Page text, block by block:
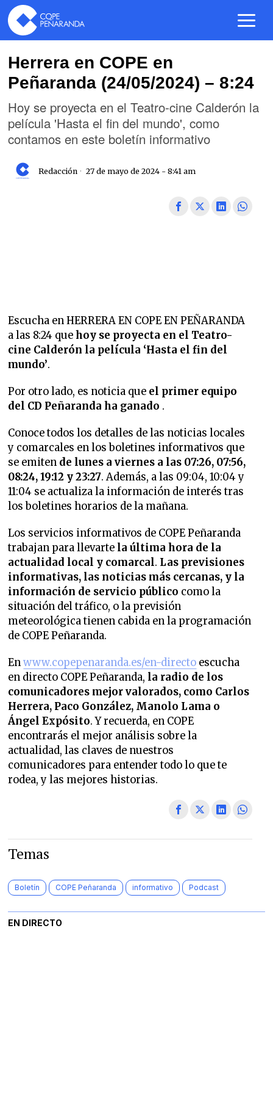
Herrera en COPE en
Peñaranda (24/05/2024) – 8:24
Hoy se proyecta en el Teatro-cine Calderón la
película 'Hasta el fin del mundo', como
contamos en este boletín informativo
Redacción 27 de mayo de 2024 - 8:41 am
Escucha en HERRERA EN COPE EN PEÑARANDA
a las 8:24 que hoy se proyecta en el Teatro-
cine Calderón la película ‘Hasta el fin del
mundo’.
Por otro lado, es noticia que el primer equipo
del CD Peñaranda ha ganado .
Conoce todos los detalles de las noticias locales
y comarcales en los boletines informativos que
se emiten de lunes a viernes a las 07:26, 07:56,
08:24, 19:12 y 23:27. Además, a las 09:04, 10:04 y
11:04 se actualiza la información de interés tras
los boletines horarios de la mañana.
Los servicios informativos de COPE Peñaranda
trabajan para llevarte la última hora de la
actualidad local y comarcal. Las previsiones
informativas, las noticias más cercanas, y la
información de servicio público como la
situación del tráfico, o la previsión
meteorológica tienen cabida en la programación
de COPE Peñaranda.
Enwww.copepenaranda.es/en-directo escucha
en directo COPE Peñaranda, la radio de los
comunicadores mejor valorados, como Carlos
Herrera, Paco González, Manolo Lama o
Ángel Expósito. Y recuerda, en COPE
encontrarás el mejor análisis sobre la
actualidad, las claves de nuestros
comunicadores para entender todo lo que te
rodea, y las mejores historias.
Temas
Boletín COPE Peñaranda informativo Podcast
EN DIRECTO